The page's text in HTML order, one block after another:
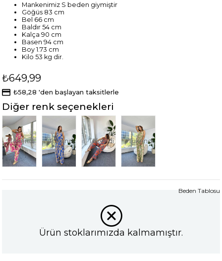
Mankenimiz S beden giymiştir
Göğüs 83 cm
Bel 66 cm
Baldır 54 cm
Kalça 90 cm
Basen 94 cm
Boy 1.73 cm
Kilo 53 kg dir.
₺649,99
₺58,28 'den başlayan taksitlerle
Diğer renk seçenekleri
Tükendi Tükendi Tükendi Tükendi
Ürün stoklarımızda kalmamıştır.
Beden Tablosu